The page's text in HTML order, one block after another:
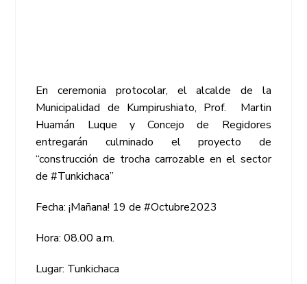
En ceremonia protocolar, el alcalde de la
Municipalidad de Kumpirushiato, Prof. Martin
Huamán Luque y Concejo de Regidores
entregarán culminado el proyecto de
“construcción de trocha carrozable en el sector
de #Tunkichaca”
Fecha: ¡Mañana! 19 de #Octubre2023
Hora: 08.00 a.m.
Lugar: Tunkichaca